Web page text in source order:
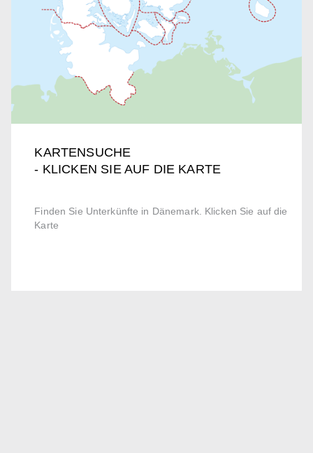
KARTENSUCHE
- KLICKEN SIE AUF DIE KARTE
Finden Sie Unterkünfte in Dänemark. Klicken Sie auf die
Karte